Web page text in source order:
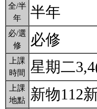
全/半
年
半年
必/選
修
必修
上課
時間
星期二
上課
地點
新物112